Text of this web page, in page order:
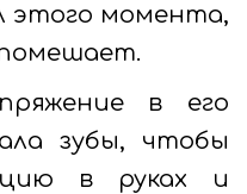
этого момента,
в его
зубы, чтобы
в руках и